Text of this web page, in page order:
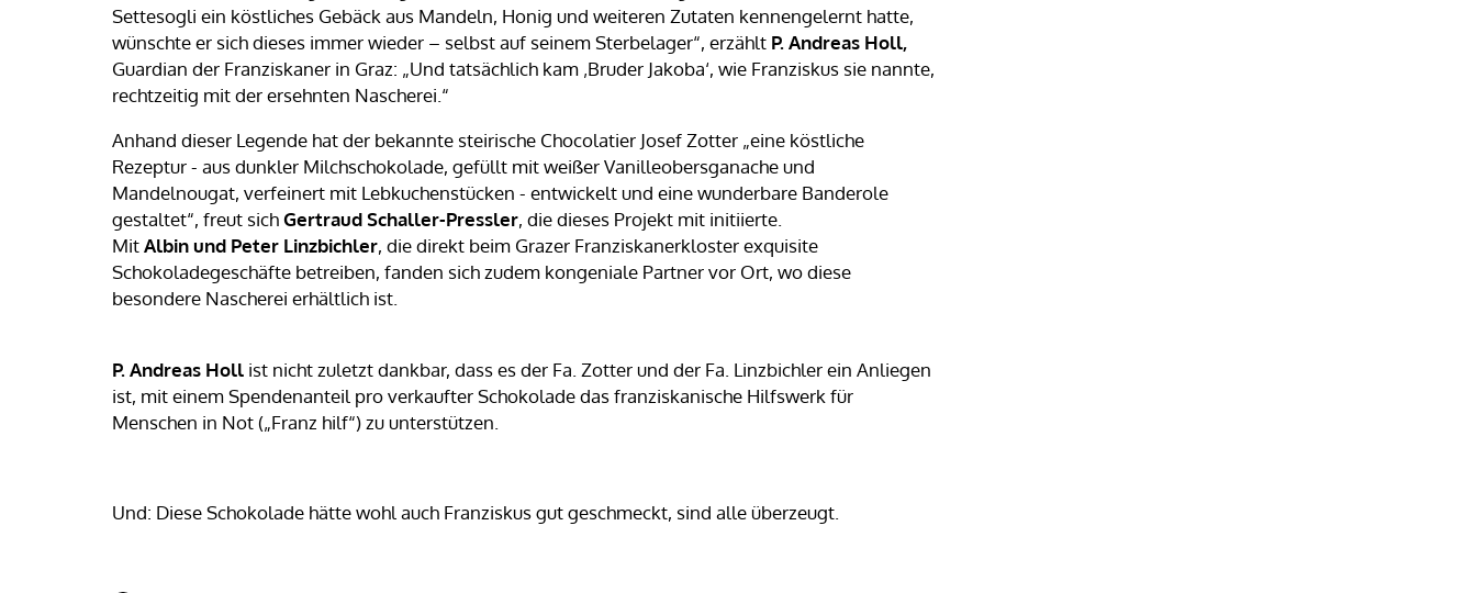
Settesogli ein köstliches Gebäck aus Mandeln, Honig und weiteren Zutaten kennengelernt hatte,
wünschte er sich dieses immer wieder – selbst auf seinem Sterbelager“, erzählt P. Andreas Holl,
Guardian der Franziskaner in Graz: „Und tatsächlich kam ‚Bruder Jakoba‘, wie Franziskus sie nannte,
rechtzeitig mit der ersehnten Nascherei.“
Anhand dieser Legende hat der bekannte steirische Chocolatier Josef Zotter „eine köstliche
Rezeptur - aus dunkler Milchschokolade, gefüllt mit weißer Vanilleobersganache und
Mandelnougat, verfeinert mit Lebkuchenstücken - entwickelt und eine wunderbare Banderole
gestaltet“, freut sichGertraud Schaller-Pressler, die dieses Projekt mit initiierte.
MitAlbin und Peter Linzbichler, die direkt beim Grazer Franziskanerkloster exquisite
Schokoladegeschäfte betreiben, fanden sich zudem kongeniale Partner vor Ort, wo diese
besondere Nascherei erhältlich ist.
P. Andreas Holl ist nicht zuletzt dankbar, dass es der Fa. Zotter und der Fa. Linzbichler ein Anliegen
ist, mit einem Spendenanteil pro verkaufter Schokolade das franziskanische Hilfswerk für
Menschen in Not („Franz hilf“) zu unterstützen.
Und: Diese Schokolade hätte wohl auch Franziskus gut geschmeckt, sind alle überzeugt.